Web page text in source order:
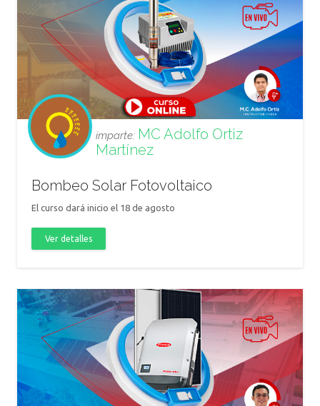
imparte: MC Adolfo Ortiz
Martínez
Bombeo Solar Fotovoltaico
El curso dará inicio el 18 de agosto
Ver detalles